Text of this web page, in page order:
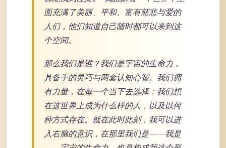
面充满了美丽、平和、富有慈悲与爱的
人们，他们知道自己随时都可以来到这
个空间。
那么我们是谁？我们是宇宙的生命力，
具备手的灵巧与两套认知心智。我们拥
有力量，在每一个当下去选择：我们想
在这世界上成为什么样的人，以及以何
种方式存在。就在此时此刻，我可以进
入右脑的意识，在那里我们是——我是